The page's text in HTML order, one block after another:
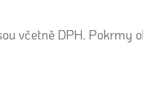
včetně DPH.